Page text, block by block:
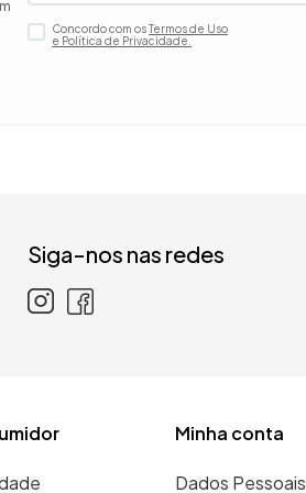
Concordo com osTermos de Uso
e Política de Privacidade.
Siga-nos nas redes
Minha conta
Dados Pessoais